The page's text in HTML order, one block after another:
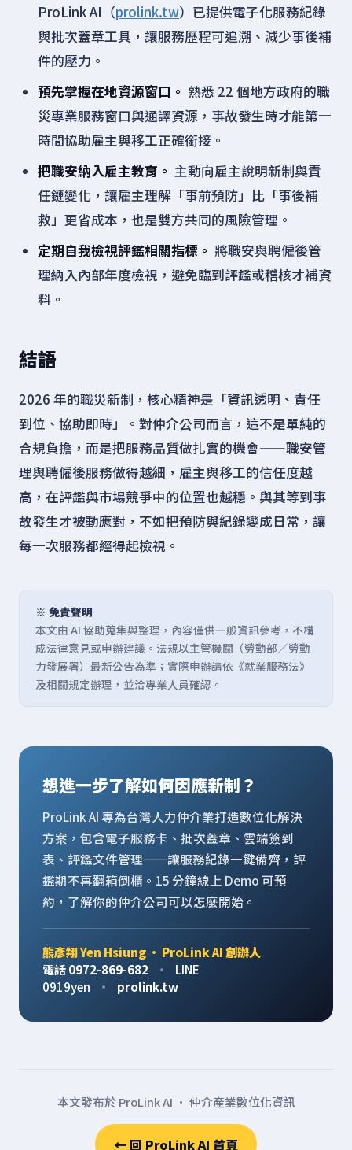
ProLink AI（prolink.tw）已提供電子化服務紀錄
與批次蓋章工具，讓服務歷程可追溯、減少事後補
件的壓力。
預先掌握在地資源窗口。 熟悉 22 個地方政府的職
災專業服務窗口與通譯資源，事故發生時才能第一
時間協助雇主與移工正確銜接。
把職安納入雇主教育。 主動向雇主說明新制與責
任鏈變化，讓雇主理解「事前預防」比「事後補
救」更省成本，也是雙方共同的風險管理。
定期自我檢視評鑑相關指標。 將職安與聘僱後管
理納入內部年度檢視，避免臨到評鑑或稽核才補資
料。
結語
2026 年的職災新制，核心精神是「資訊透明、責任
到位、協助即時」。對仲介公司而言，這不是單純的
合規負擔，而是把服務品質做扎實的機會——職安管
理與聘僱後服務做得越細，雇主與移工的信任度越
高，在評鑑與市場競爭中的位置也越穩。與其等到事
故發生才被動應對，不如把預防與紀錄變成日常，讓
每一次服務都經得起檢視。
※ 免責聲明
本文由 AI 協助蒐集與整理，內容僅供一般資訊參考，不構
成法律意見或申辦建議。法規以主管機關（勞動部／勞動
力發展署）最新公告為準；實際申辦請依《就業服務法》
及相關規定辦理，並洽專業人員確認。
想進一步了解如何因應新制？
ProLink AI 專為台灣人力仲介業打造數位化解決
方案，包含電子服務卡、批次蓋章、雲端簽到
表、評鑑文件管理——讓服務紀錄一鍵備齊，評
鑑期不再翻箱倒櫃。15 分鐘線上 Demo 可預
約，了解你的仲介公司可以怎麼開始。
熊彥翔 Yen Hsiung · ProLink AI 創辦人
電話 0972-869-682
·
LINE
0919yen
· prolink.tw
本文發布於 ProLink AI · 仲介產業數位化資訊
← 回 ProLink AI 首頁